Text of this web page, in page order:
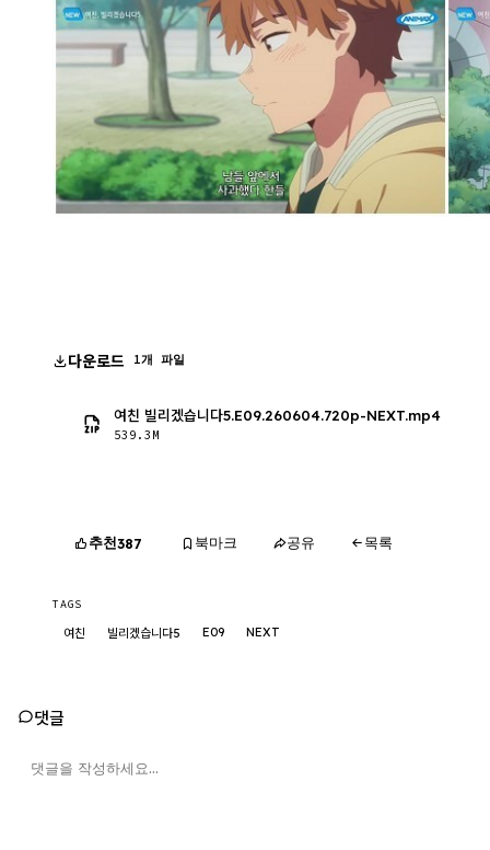
다운로드 1개 파일
여친 빌리겠습니다5.E09.260604.720p-NEXT.mp4
539.3M
추천387 북마크 공유 목록
TAGS
여친 빌리겠습니다5 E09 NEXT
댓글